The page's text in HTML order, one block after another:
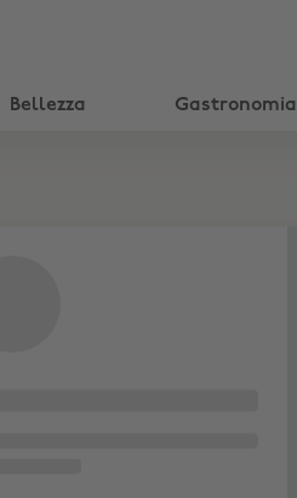
Bellezza Gastronomia